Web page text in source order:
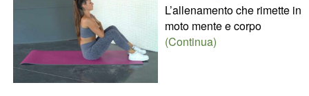
L’allenamento che rimette in
moto mente e corpo
(Continua)